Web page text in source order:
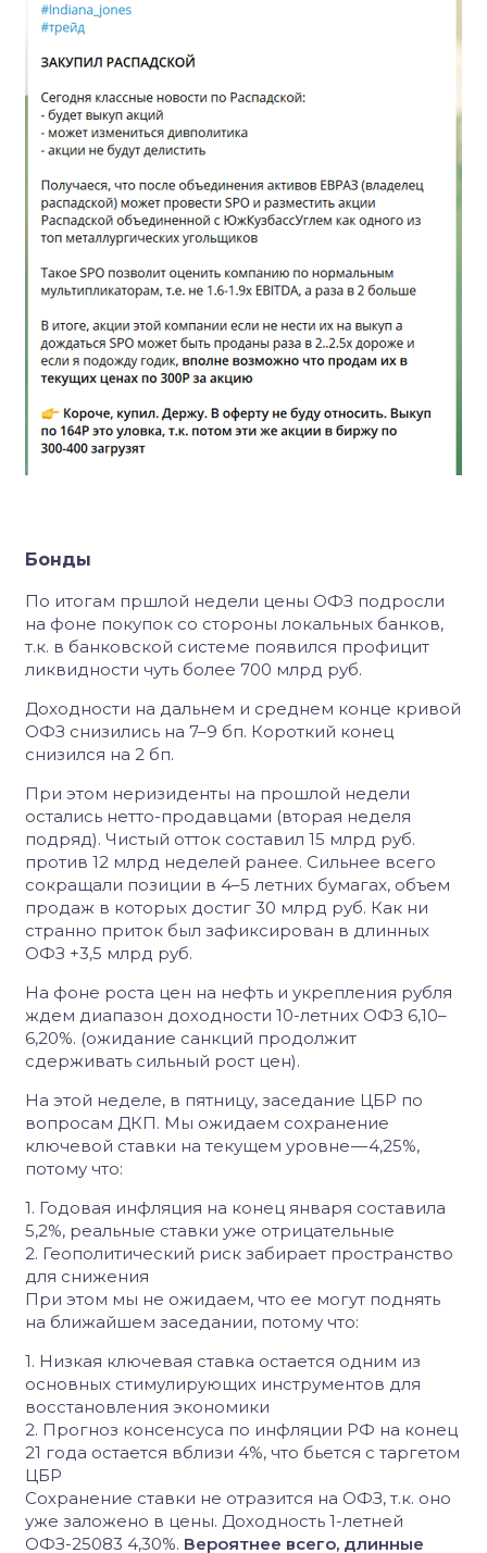
Бонды
По итогам пршлой недели цены ОФЗ подросли
на фоне покупок со стороны локальных банков,
т.к. в банковской системе появился профицит
ликвидности чуть более 700 млрд руб.
Доходности на дальнем и среднем конце кривой
ОФЗ снизились на 7–9 бп. Короткий конец
снизился на 2 бп.
При этом неризиденты на прошлой недели
остались нетто-продавцами (вторая неделя
подряд). Чистый отток составил 15 млрд руб.
против 12 млрд неделей ранее. Сильнее всего
сокращали позиции в 4–5 летних бумагах, объем
продаж в которых достиг 30 млрд руб. Как ни
странно приток был зафиксирован в длинных
ОФЗ +3,5 млрд руб.
На фоне роста цен на нефть и укрепления рубля
ждем диапазон доходности 10-летних ОФЗ 6,10–
6,20%. (ожидание санкций продолжит
сдерживать сильный рост цен).
На этой неделе, в пятницу, заседание ЦБР по
вопросам ДКП. Мы ожидаем сохранение
ключевой ставки на текущем уровне — 4,25%,
потому что:
1. Годовая инфляция на конец января составила
5,2%, реальные ставки уже отрицательные
2. Геополитический риск забирает пространство
для снижения
При этом мы не ожидаем, что ее могут поднять
на ближайшем заседании, потому что:
1. Низкая ключевая ставка остается одним из
основных стимулирующих инструментов для
восстановления экономики
2. Прогноз консенсуса по инфляции РФ на конец
21 года остается вблизи 4%, что бьется с таргетом
ЦБР
Сохранение ставки не отразится на ОФЗ, т.к. оно
уже заложено в цены. Доходность 1-летней
ОФЗ-25083 4,30%. Вероятнее всего, длинные